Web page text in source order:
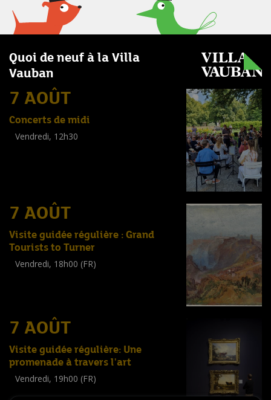
Quoi de neuf à la Villa
Vauban
7 AOÛT
Concerts de midi
Vendredi, 12h30
7 AOÛT
Visite guidée régulière : Grand
Tourists to Turner
Vendredi, 18h00 (FR)
7 AOÛT
Visite guidée régulière: Une
promenade à travers l'art
Vendredi, 19h00 (FR)